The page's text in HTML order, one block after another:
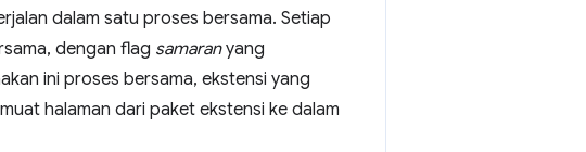
dalam satu proses bersama. Setiap
dengan flag samaranyang
ini proses bersama, ekstensi yang
halaman dari paket ekstensi ke dalam